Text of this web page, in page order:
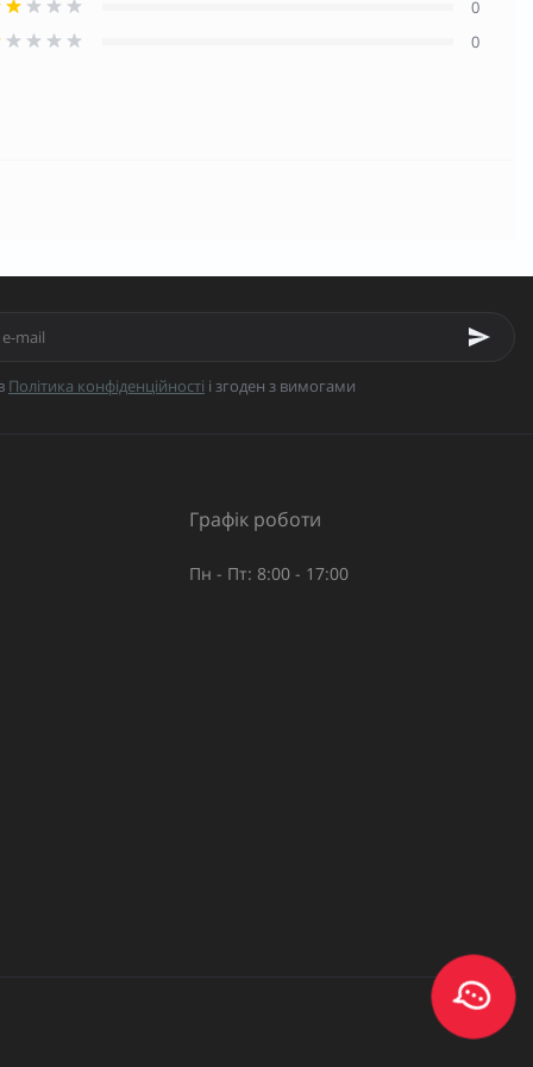
0
0
Політика конфіденційності і згоден з вимогами
Графік роботи
Пн - Пт: 8:00 - 17:00